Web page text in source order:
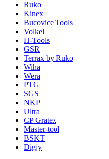
Ruko
Kinex
Bucovice Tools
Volkel
H-Tools
GSR
Terrax by Ruko
Wiha
Wera
PTG
SGS
NKP
Ultra
CP Gratex
Master-tool
BSKT
Digjy